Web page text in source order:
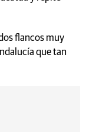
flancos muy
que tan